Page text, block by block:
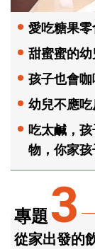
專題3
從家出發的
愛吃糖果
甜蜜蜜的
孩子也會咖
幼兒不應
吃太鹹，
物，你家